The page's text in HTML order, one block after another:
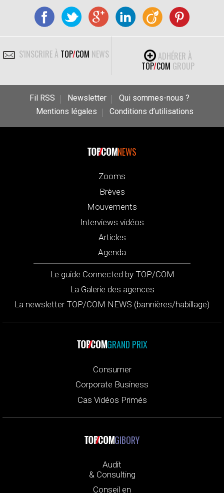
S'INSCRIRE À TOP/COM NEWS
ADHÉRER À
TOP/COM GROUP
Fil RSS Newsletter
Qui sommes-nous ?
Mentions légales
Conditions d’utilisations
NEWS
Zooms
Brèves
Mouvements
Interviews vidéos
Articles
Agenda
Le guide Connected by TOP/COM
La Galerie des agences
La newsletter TOP/COM NEWS (bannières/habillage)
GRAND PRIX
Consumer
Corporate Business
Cas Vidéos Primés
GIBORY
Audit
& Consulting
Conseil en